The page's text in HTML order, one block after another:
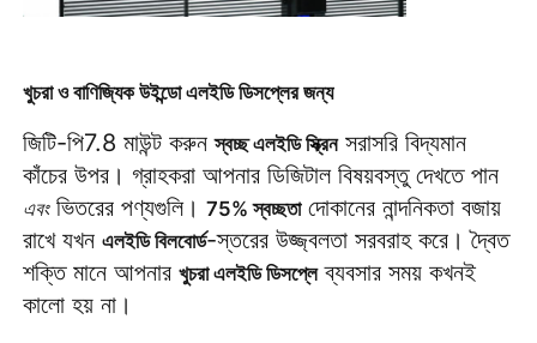
খুচরা ও বাণিজ্যিক উইন্ডো এলইডি ডিসপ্লের জন্য
জিটি-পি7.8 মাউন্ট করুন স্বচ্ছ এলইডি স্ক্রিন সরাসরি বিদ্যমান
এবং ভিতরের পণ্যগুলি। 75% স্বচ্ছতা দোকানের নান্দনিকতা বজায়
রাখে যখন এলইডি বিলবোর্ড-স্তরের উজ্জ্বলতা সরবরাহ করে। দ্বৈত
শক্তি মানে আপনার খুচরা এলইডি ডিসপ্লে ব্যবসার সময় কখনই
কালো হয় না।